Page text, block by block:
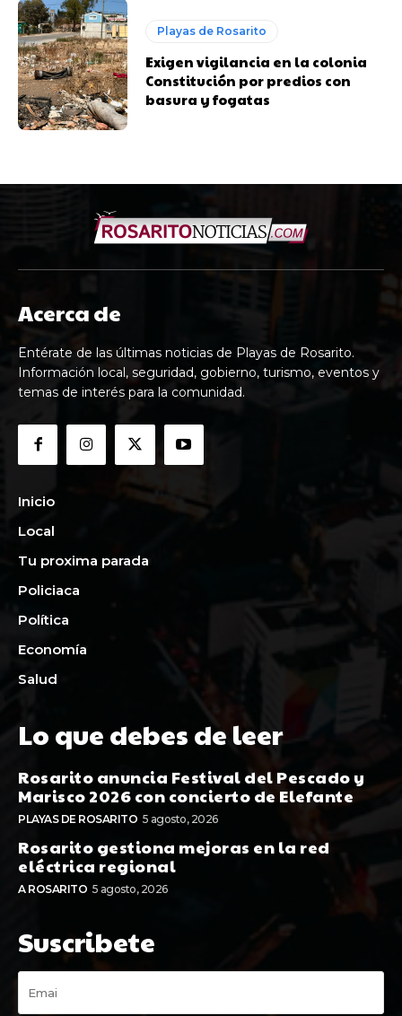
Playas de Rosarito
Exigen vigilancia en la colonia
Constitución por predios con
basura y fogatas
Acerca de
Entérate de las últimas noticias de Playas de Rosarito.
Información local, seguridad, gobierno, turismo, eventos y
temas de interés para la comunidad.
Inicio
Local
Tu proxima parada
Policiaca
Política
Economía
Salud
Lo que debes de leer
Rosarito anuncia Festival del Pescado y
Marisco 2026 con concierto de Elefante
PLAYAS DE ROSARITO 5 agosto, 2026
Rosarito gestiona mejoras en la red
eléctrica regional
A ROSARITO 5 agosto, 2026
Suscribete